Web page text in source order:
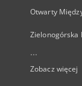
Otwarty
Zielonogórska
...
Zobacz więcej